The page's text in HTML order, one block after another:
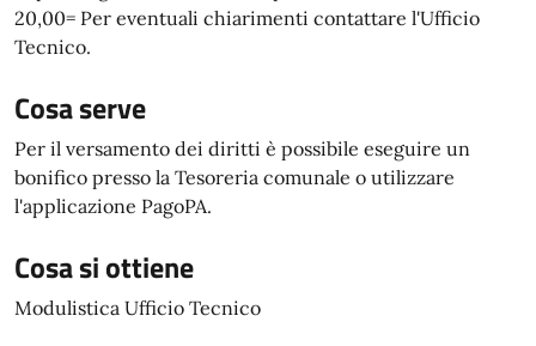
20,00= Per eventuali chiarimenti contattare l'Ufficio
Tecnico.
Cosa serve
Per il versamento dei diritti è possibile eseguire un
bonifico presso la Tesoreria comunale o utilizzare
l'applicazione PagoPA.
Cosa si ottiene
Modulistica Ufficio Tecnico